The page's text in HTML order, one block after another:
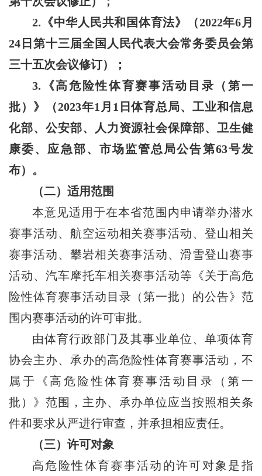
2.《中华人民共和国体育法》（2022年6月
24日第十三届全国人民代表大会常务委员会第
三十五次会议修订）；
3.《高危险性体育赛事活动目录（第一
批）》（2023年1月1日体育总局、工业和信息
化部、公安部、人力资源社会保障部、卫生健
康委、应急部、市场监管总局公告第63号发
布）。
（二）适用范围
本意见适用于在本省范围内申请举办潜水
赛事活动、航空运动相关赛事活动、登山相关
赛事活动、攀岩相关赛事活动、滑雪登山赛事
活动、汽车摩托车相关赛事活动等《关于高危
险性体育赛事活动目录（第一批）的公告》范
围内赛事活动的许可审批。
由体育行政部门及其事业单位、单项体育
协会主办、承办的高危险性体育赛事活动，不
属于《高危险性体育赛事活动目录（第一
批）》范围，主办、承办单位应当按照相关条
件和要求从严进行审查，并承担相应责任。
（三）许可对象
高危险性体育赛事活动的许可对象是指